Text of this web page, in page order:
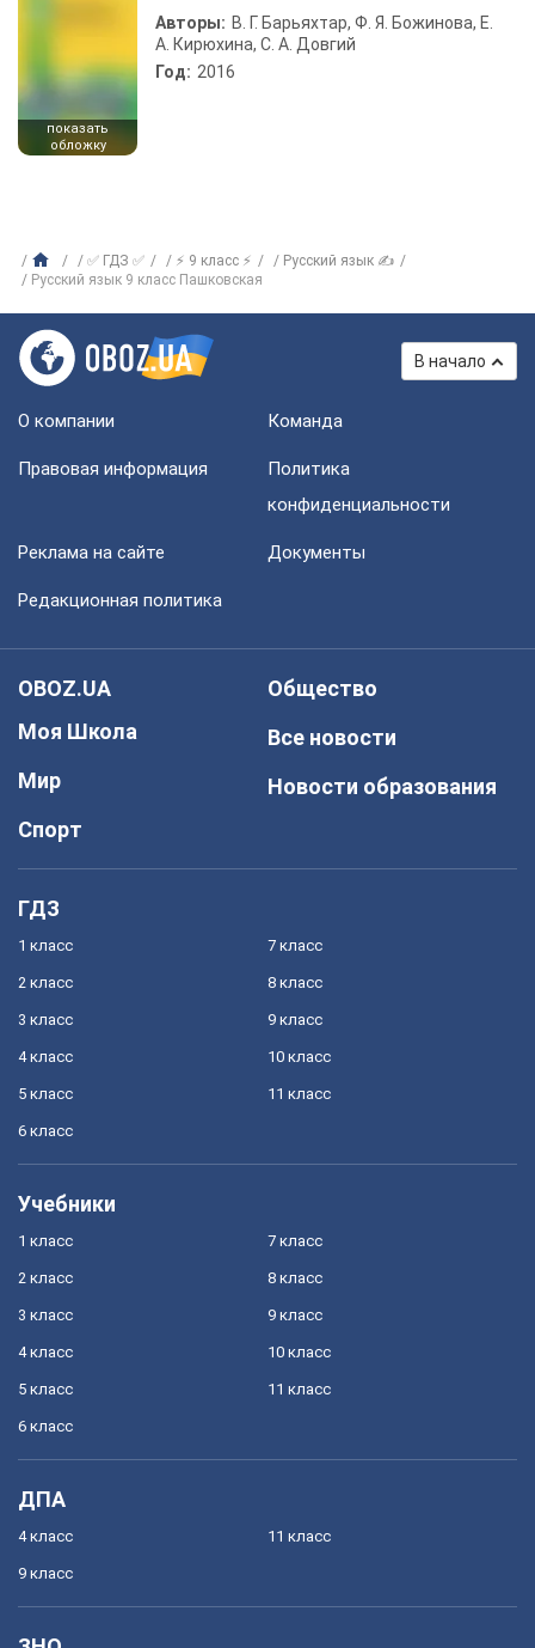
показать
обложку
Авторы: В. Г. Барьяхтар, Ф. Я. Божинова, Е.
А. Кирюхина, С. А. Довгий
Год: 2016
✅ ГДЗ ✅ ⚡ 9 класс ⚡
Русский язык ✍
Русский язык 9 класс Пашковская
В начало
О компании Команда
Правовая информация
Политика
конфиденциальности
Реклама на сайте Документы
Редакционная политика
OBOZ.UA
Моя Школа
Мир
Спорт
Общество
Все новости
Новости образования
ГДЗ
1 класс
2 класс
3 класс
4 класс
5 класс
6 класс
7 класс
8 класс
9 класс
10 класс
11 класс
Учебники
1 класс
2 класс
3 класс
4 класс
5 класс
6 класс
7 класс
8 класс
9 класс
10 класс
11 класс
ДПА
4 класс
9 класс
11 класс